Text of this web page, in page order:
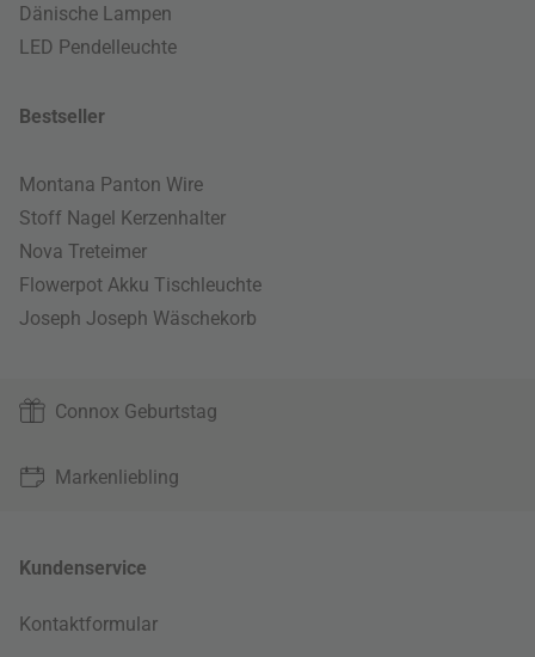
Dänische Lampen
LED Pendelleuchte
Bestseller
Montana Panton Wire
Stoff Nagel Kerzenhalter
Nova Treteimer
Flowerpot Akku Tischleuchte
Joseph Joseph Wäschekorb
Connox Geburtstag
Markenliebling
Kundenservice
Kontaktformular